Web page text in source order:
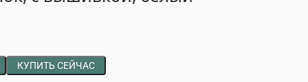
КУПИТЬ СЕЙЧАС